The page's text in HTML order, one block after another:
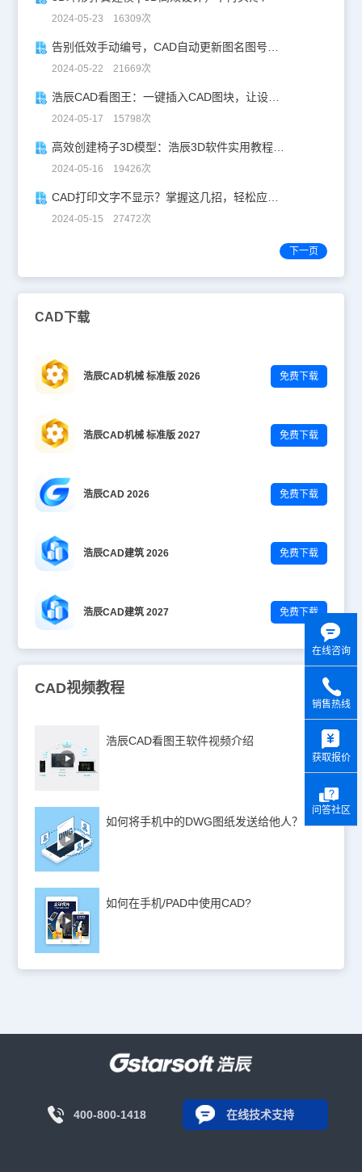
2024-05-23 16309次
告别低效手动编号，CAD自动更新图名图号轻松搞定！
2024-05-22 21669次
浩辰CAD看图王：一键插入CAD图块，让设计更高效！
2024-05-17 15798次
高效创建椅子3D模型：浩辰3D软件实用教程分享！
2024-05-16 19426次
CAD打印文字不显示？掌握这几招，轻松应对！
2024-05-15 27472次
下一页
CAD下载
浩辰CAD机械 标准版 2026 免费下载
浩辰CAD机械 标准版 2027 免费下载
浩辰CAD 2026 免费下载
浩辰CAD建筑 2026 免费下载
浩辰CAD建筑 2027 免费下载
CAD视频教程
浩辰CAD看图王软件视频介绍
如何将手机中的DWG图纸发送给他人？
如何在手机/PAD中使用CAD?
400-800-1418 在线技术支持
在线咨询
销售热线
获取报价
问答社区